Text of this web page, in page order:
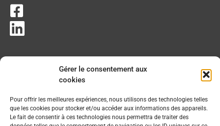
Gérer le consentement aux
cookies
Pour offrir les meilleures expériences, nous utilisons des technologies telles
que les cookies pour stocker et/ou accéder aux informations des appareils.
Le fait de consentir à ces technologies nous permettra de traiter des